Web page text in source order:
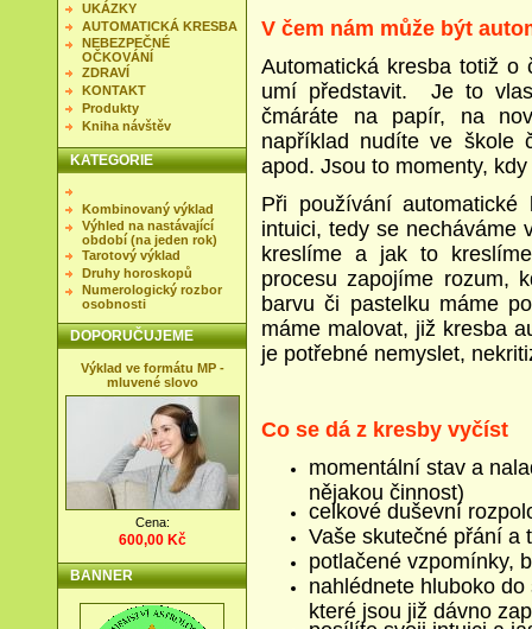
UKÁZKY
AUTOMATICKÁ KRESBA
NEBEZPEČNÉ
OČKOVÁNÍ
ZDRAVÍ
KONTAKT
Produkty
Kniha návštěv
KATEGORIE
Kombinovaný výklad
Výhled na nastávající
období (na jeden rok)
Tarotový výklad
Druhy horoskopů
Numerologický rozbor
osobnosti
DOPORUČUJEME
Výklad ve formátu MP -
mluvené slovo
Cena:
600,00 Kč
BANNER
V čem nám může být
Automatická kresba totiž
umí představit.
Je to
čmáráte na papír, na
například nudíte ve škole
apod. Jsou to momenty,
Při používání
intuici, tedy se necháváme
kreslíme a jak to
procesu zapojíme rozum,
barvu či pastelku máme
máme malovat, již kresba
je potřebné nemyslet,
Co se dá z kresby vyčíst
momentální stav a
nějakou činnost)
celkové duševní
Vaše skutečné přání a
potlačené vzpomínky,
nahlédnete hluboko
které jsou již dávno